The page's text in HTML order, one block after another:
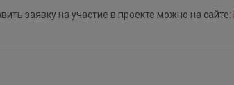
заявку на участие в проекте можно на сайте: